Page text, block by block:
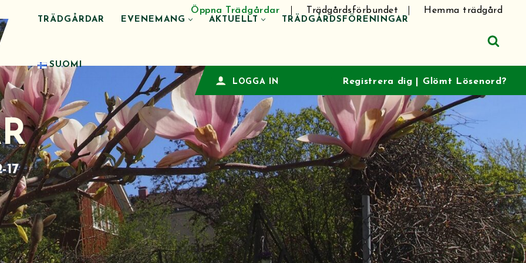
Öppna Trädgårdar Trädgårdsförbundet Hemma trädgård
TRÄDGÅRDAR EVENEMANG AKTUELLT TRÄDGÅRDSFÖRENINGAR
SUOMI
LOGGA IN
Registrera dig Glömt Lösenord?